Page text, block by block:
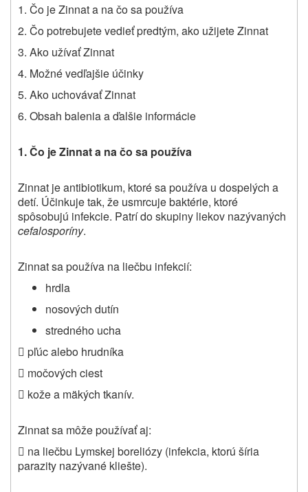
1. Čo je Zinnat a na čo sa používa
2. Čo potrebujete vedieť predtým, ako užijete Zinnat
3. Ako užívať Zinnat
4. Možné vedľajšie účinky
5. Ako uchovávať Zinnat
6. Obsah balenia a ďalšie informácie
1. Čo je Zinnat a na čo sa používa
Zinnat je antibiotikum, ktoré sa používa u dospelých a
detí. Účinkuje tak, že usmrcuje baktérie, ktoré
spôsobujú infekcie. Patrí do skupiny liekov nazývaných
cefalosporíny.
Zinnat sa používa na liečbu infekcií:
hrdla
nosových dutín
stredného ucha
 pľúc alebo hrudníka
 močových ciest
 kože a mäkých tkanív.
Zinnat sa môže používať aj:
 na liečbu Lymskej boreliózy (infekcia, ktorú šíria
parazity nazývané kliešte).